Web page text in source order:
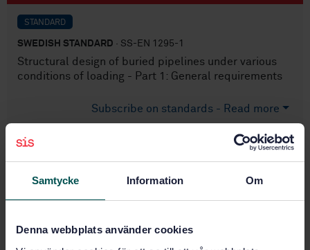
Samtycke Information Om
Denna webbplats använder cookies
STANDARD
SWEDISH STANDARD · SS-EN 1295-1
Structural design of buried pipelines under various
conditions of loading - Part 1: General requirements
Subscribe on standards - Read more
Price:1 420 SEK
PDF
Add to cart